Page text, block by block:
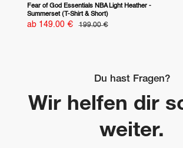
Fear of God Essentials NBA Light Heather -
Summerset (T-Shirt & Short)
Sonderpreis
ab 149.00 € Normalpreis
199.00 €
Du hast Fragen?
Wir helfen dir
weiter.